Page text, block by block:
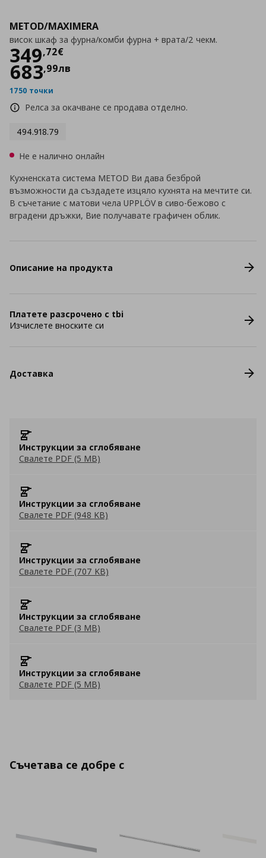
METOD/MAXIMERA
висок шкаф за фурна/комби фурна + врата/2 чекм.
349,72€
Цена349,72 €
683,99лв
1750 точки
Релса за окачване се продава отделно.
494.918.79
Не е налично онлайн
Кухненската система METOD Ви дава безброй
възможности да създадете изцяло кухнята на мечтите си.
В съчетание с матови чела UPPLÖV в сиво-бежово с
вградени дръжки, Вие получавате графичен облик.
Описание на продукта
Платете разсрочено с tbi
Изчислете вноските си
Доставка
Инструкции за сглобяване
Свалете PDF (5 MB)
Инструкции за сглобяване
Свалете PDF (948 KB)
Инструкции за сглобяване
Свалете PDF (707 KB)
Инструкции за сглобяване
Свалете PDF (3 MB)
Инструкции за сглобяване
Свалете PDF (5 MB)
Съчетава се добре с